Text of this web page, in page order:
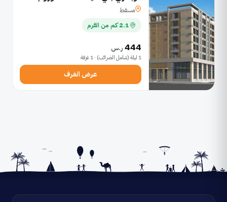
مسقط
2.1 كم من القرم
444 ر.س
1 ليلة (شامل الضرائب) · 1 غرفة
عرض الغرف